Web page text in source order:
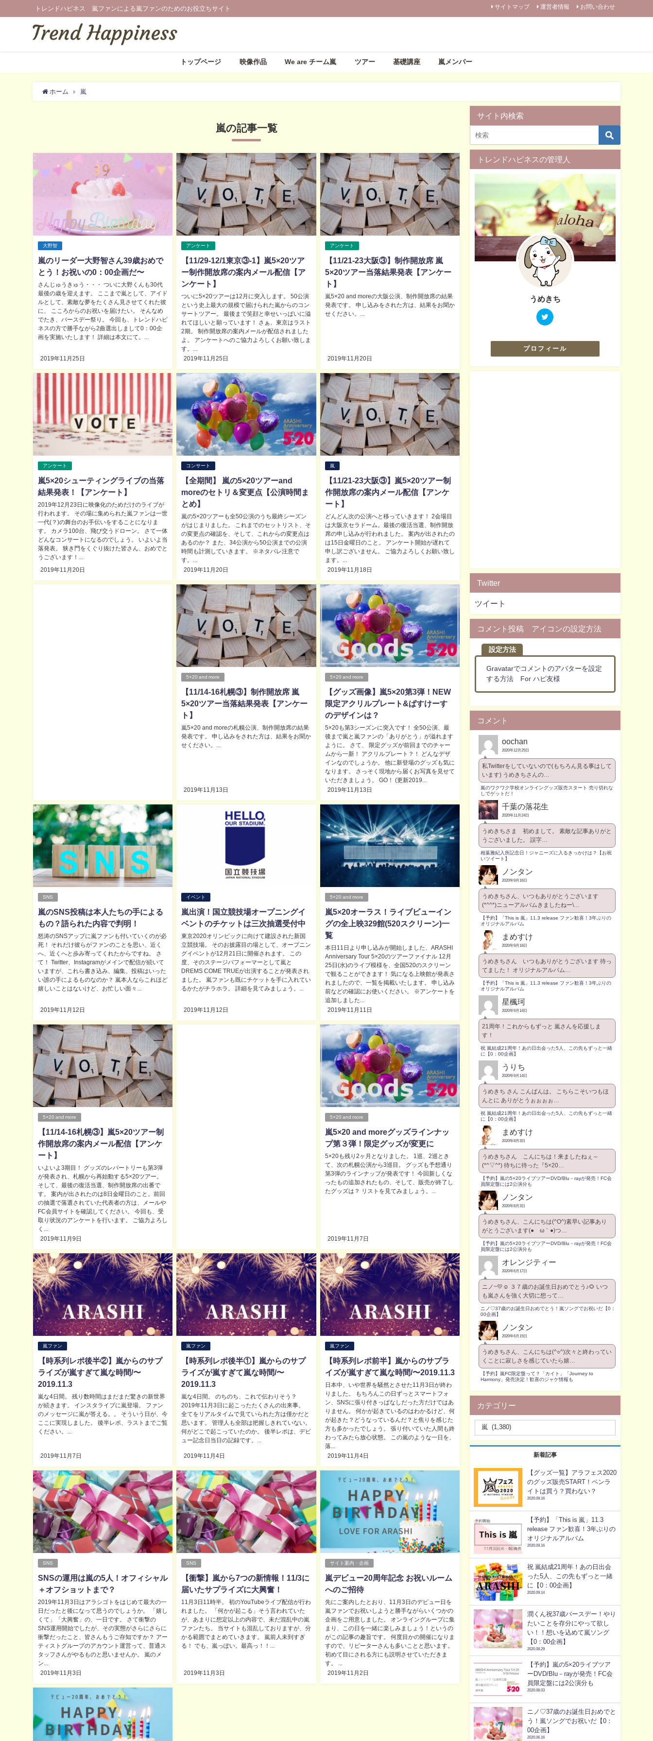
トレンドハピネス 嵐ファンによる嵐ファンのためのお役立ちサイト サイトマップ 運営者情報 お問い合わせ
トップページ 映像作品 We are チーム嵐 ツアー 基礎講座 嵐メンバー
ホーム 嵐
嵐の記事一覧
大野智
嵐のリーダー大野智さん39歳おめで
とう！お祝いの0：00企画だ〜
さんじゅうきゅう・・・ ついに大野くんも30代
最後の歳を迎えます。 ここまで嵐として、アイド
ルとして、素敵な夢をたくさん見させてくれた彼
に、 こころからのお祝いを届けたい。 そんなめ
でたき、バースデー祭り。 今回も、トレンドハピ
ネスの方で勝手ながら2曲選出しまして0：00企
画を実施いたします！ 詳細は本文にて。...
2019年11月25日
アンケート
【11/29-12/1東京③-1】嵐5×20ツア
ー制作開放席の案内メール配信【ア
ンケート】
ついに5×20ツアーは12月に突入します。 50公演
という史上最大の規模で届けられた嵐からのコン
サートツアー。 最後まで笑顔と幸せいっぱいに溢
れてほしいと願っています！ さぁ、東京はラスト
2期。 制作開放席の案内メールが配信されました
よ。 アンケートへのご協力よろしくお願い致しま
す。...
2019年11月25日
アンケート
【11/21-23大阪③】制作開放席 嵐
5×20ツアー当落結果発表【アンケー
ト】
嵐5×20 and moreの大阪公演、制作開放席の結果
発表です。 申し込みをされた方は、結果をお聞か
せください。...
2019年11月20日
アンケート
嵐5×20シューティングライブの当落
結果発表！【アンケート】
2019年12月23日に映像化のためだけのライブが
行われます。 その場に集められた嵐ファンは一世
一代(？)の舞台のお手伝いをすることになりま
す。 カメラ100台、飛び交うドローン。 さて一体
どんなコンサートになるのでしょう。 いよいよ当
落発表。 狭き門をくぐり抜けた皆さん、おめでと
うございます！...
2019年11月20日
コンサート
【全期間】 嵐の5×20ツアーand
moreのセトリ＆変更点【公演時間ま
とめ】
嵐の5×20ツアーも全50公演のうち最終シーズン
がはじまりました。 これまでのセットリスト、そ
の変更点の確認を、そして、これからの変更点は
あるのか？ また、34公演から50公演までの公演
時間も計測していきます。 ※ネタバレ注意で
す。...
2019年11月20日
嵐
【11/21-23大阪③】嵐5×20ツアー制
作開放席の案内メール配信【アンケ
ート】
どんどん次の公演へと移っていきます！ 2会場目
は大阪京セラドーム。最後の復活当選、制作開放
席の申し込みが行われました。 案内が出されたの
は15日金曜日のこと。 アンケート開始が遅れて
申し訳ございません。 ご協力よろしくお願い致し
ます。...
2019年11月18日
5×20 and more
【11/14-16札幌③】制作開放席 嵐
5×20ツアー当落結果発表【アンケー
ト】
嵐5×20 and moreの札幌公演、制作開放席の結果
発表です。 申し込みをされた方は、結果をお聞か
せください。...
2019年11月13日
5×20 and more
【グッズ画像】嵐5×20第3弾！NEW
限定アクリルプレート&ぱすけーす
のデザインは？
5×20も第3シーズンに突入です！ 全50公演、最
後まで嵐と嵐ファンの「ありがとう」が溢れます
ように。 さて、 限定グッズが前回までのチャー
ムから一新！ アクリルプレート？！ どんなデザ
インなのでしょうか。 他に新登場のグッズも気に
なります。 さっそく現地から届くお写真を見せて
いただきましょう。 GO！ (更新2019...
2019年11月13日
SNS
嵐のSNS投稿は本人たちの手による
もの？語られた内容で判明！
怒涛のSNSアップに嵐ファンも付いていくのが必
死！ それだけ彼らがファンのことを思い、近く
へ、近くへと歩み寄ってくれたからですね。 さ
て！ Twitter、Instagramがメインで配信が続いて
いますが、これら書き込み、編集、投稿はいった
い誰の手によるものなのか？ 嵐本人ならこれほど
嬉しいことはないけど、お忙しい面々...
2019年11月12日
イベント
嵐出演！国立競技場オープニングイ
ベントのチケットは三次抽選受付中
東京2020オリンピックに向けて建設された新国
立競技場。 そのお披露目の場として、オープニン
グイベントが12月21日に開催されます。 この
度、そのステージパフォーマーとして嵐と
DREMS COME TRUEが出演することが発表され
ました。 嵐ファンも既にチケットを手に入れてい
るかたがチラホラ。 詳細を見てみましょう。...
2019年11月12日
5×20 and more
嵐5×20オーラス！ライブビューイン
グの全上映329館(520スクリーン)一
覧
本日11日より申し込みが開始しました、ARASHI
Anniversary Tour 5×20のツアーファイナル 12月
25日(水)のライブ模様を、全国520のスクリーン
で観ることができます！ 気になる上映館が発表さ
れましたので、一覧を掲載いたします。 申し込み
前などの確認にお使いください。 ※アンケートを
追加しました...
2019年11月11日
5×20 and more
【11/14-16札幌③】嵐5×20ツアー制
作開放席の案内メール配信【アンケ
ート】
いよいよ3期目！ グッズのレパートリーも第3弾
が発表され、札幌から再始動する5×20ツアー。
そして、最後の復活当選、制作開放席の出番で
す。 案内が出されたのは8日金曜日のこと。前回
の抽選で落選されていた代表者の方は、メールや
FC会員サイトを確認してください。 今回も、受
取り状況のアンケートを行います。 ご協力よろし
く...
2019年11月9日
5×20 and more
嵐5×20 and moreグッズラインナッ
プ第３弾！限定グッズが変更に
5×20も残り2ヶ月となりました。 1巡、2巡とき
て、次の札幌公演から3巡目。 グッズも予想通り
第3弾のラインナップが発表です！ 今回新しくな
ったもの追加されたもの、そして、販売が終了し
たグッズは？ リストを見てみましょう。...
2019年11月7日
嵐ファン
【時系列レポ後半②】嵐からのサプ
ライズが嵐すぎて嵐な時間/〜
2019.11.3
嵐な4日間。 残り数時間はまだまだ驚きの新世界
が続きます。 インスタライブに嵐登場。 ファン
のメッセージに嵐が答える。。 そういう日が、今
ここに実現しました。 後半レポ、ラストまでご覧
ください。...
2019年11月7日
嵐ファン
【時系列レポ後半①】嵐からのサプ
ライズが嵐すぎて嵐な時間/〜
2019.11.3
嵐な4日間。 のちのち、これで伝わりそう？
2019年11月3日に起こったたくさんの出来事。
全てをリアルタイムで見ていられた方は僅かだと
思います。 管理人も全部は把握しきれていない。
何がどこで起こっていたのか。 後半レポは、デビ
ュー記念日当日の記録です。...
2019年11月4日
嵐ファン
【時系列レポ前半】嵐からのサプラ
イズが嵐すぎて嵐な時間/〜2019.11.3
日本中、いや世界を騒然とさせた11月3日が終わ
りました。 もちろんこの日ずっとスマートフォ
ン、SNSに張り付きっぱなしだった方だけではあ
りません。 何かが起きているのはわかるけど、何
が起きた？どうなっているんだ？と焦りを感じた
方も多かったでしょう。 張り付いていた人間も終
わってみたら放心状態。 この嵐のような一日を、
落...
2019年11月4日
SNS
SNSの運用は嵐の5人！オフィシャル
＋オフショットまで？
2019年11月3日はアラシゴトをはじめて最大の一
日だったと後になって思うのでしょうか。 「嬉し
くて」「大興奮」の、一日です。 さて衝撃の
SNS運用開始でしたが、その実態がさらにさらに
衝撃だったこと、皆さんもうご存知ですか？ アー
ティストグループのアカウント運営って、普通ス
タッフさんがやるものと思いませんか。 嵐のメ
ン...
2019年11月3日
SNS
【衝撃】嵐から7つの新情報！11/3に
届いたサプライズに大興奮！
11月3日11時半。 初のYouTubeライブ配信が行わ
れました。 「何かが起こる」そう言われていた
が、あまりに想定以上の内容で、未だ混乱中の嵐
ファンたち。 当サイトも混乱しておりますが、分
かる範囲でまとめていきます。 嵐前人未到すぎ
る！ でも、嵐っぽい。最高っ！！...
2019年11月3日
サイト案内・企画
嵐デビュー20周年記念 お祝いルーム
へのご招待
先にご案内したとおり、11月3日のデビュー日を
嵐ファンでお祝いしようと勝手ながらいくつかの
企画をご用意しました。 オンライングループに集
まり、この日を一緒に楽しみましょう！というの
がこの記事の趣旨です。 何度目かの開催になりま
すので、リピーターさんも多いことと思います。
初めて目にされる方にも説明させていただきま
す。 ...
2019年11月2日
サイト内検索
トレンドハピネスの管理人
うめきち
プロフィール
Twitter
ツイート
コメント投稿 アイコンの設定方法
設定方法
Gravatarでコメントのアバターを設定
する方法 For ハピ友様
コメント
oochan
2020年12月25日
私Twitterをしていないので(もちろん見る事はして
います) うめきちさんの…
嵐のワクワク学校オンライングッズ販売スタート 売り切れな
しでゲットだ！
千葉の落花生
2020年11月24日
うめきちさま 初めまして。 素敵な記事ありがと
うございました。 誤字…
相葉雅紀入所記念日！ジャニーズに入るきっかけは？【お祝
いツイート】
ノンタン
2020年9月16日
うめきちさん、いつもありがとうございます
(*^^*)ニューアルバムきましたねー\…
【予約】「This is 嵐」11.3 release ファン歓喜！3年ぶりの
オリジナルアルバム
まめすけ
2020年9月16日
うめきちさん いつもありがとうございます 待っ
てました！ オリジナルアルバム…
【予約】「This is 嵐」11.3 release ファン歓喜！3年ぶりの
オリジナルアルバム
星楓珂
2020年9月14日
21周年！これからもずっと 嵐さんを応援しま
す！
祝 嵐結成21周年！あの日出会った5人、この先もずっと一緒
に【0：00企画】
うりち
2020年9月14日
うめきち さん こんばんは。 こちらこそいつもほ
んとに ありがとうぉぉぉぉ…
祝 嵐結成21周年！あの日出会った5人、この先もずっと一緒
に【0：00企画】
まめすけ
2020年8月3日
うめきちさん こんにちは！来ましたねぇ～
(*^▽^*) 待ちに待った『5×20…
【予約】嵐の5×20ライブツアーDVD/Blu－rayが発売！FC会
員限定盤には2公演分も
ノンタン
2020年8月3日
うめきちさん、こんにちは(^O^)素早い記事あり
がとうございます(●´ω｀●)つ…
【予約】嵐の5×20ライブツアーDVD/Blu－rayが発売！FC会
員限定盤には2公演分も
オレンジティー
2020年6月17日
ニノ~💛☺️ ３７歳のお誕生日おめでとう♪🌻 いつ
も嵐さんを強く大切に想って…
ニノ♡37歳のお誕生日おめでとう！嵐ソングでお祝いだ【0：
00企画】
ノンタン
2020年6月15日
うめきちさん、こんにちは(^○^)次々と終わってい
くことに寂しさを感じていたら嬉…
【予約】嵐FC限定盤って？「カイト」「Journey to
Harmony」発売決定！歓喜のジャケ情報も
カテゴリー
新着記事
【グッズ一覧】アラフェス2020
のグッズ販売START！ペンラ
イトは買う？買わない？
2020.09.16
【予約】「This is 嵐」11.3
release ファン歓喜！3年ぶりの
オリジナルアルバム
2020.09.16
祝 嵐結成21周年！あの日出会
った5人、この先もずっと一緒
に【0：00企画】
2020.09.14
潤くん祝37歳バースデー！やり
たいことを存分にやって欲し
い！！想いを込めて嵐ソング
【0：00企画】
2020.08.29
【予約】嵐の5×20ライブツア
ーDVD/Blu－rayが発売！FC会
員限定盤には2公演分も
2020.08.03
ニノ♡37歳のお誕生日おめでと
う！嵐ソングでお祝いだ【0：
00企画】
2020.06.16